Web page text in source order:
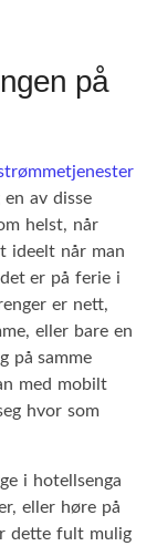
på
av disse
helst, når
ideelt når man
er på ferie i
er nett,
eller bare en
på samme
med mobilt
hvor som
i hotellsenga
eller høre på
dette fult mulig